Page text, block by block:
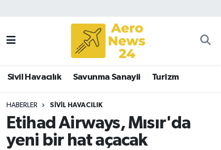
Sivil Havacılık Savunma Sanayii Turizm
HABERLER SIVIL HAVACILIK
Etihad Airways, Mısır'da
yeni bir hat açacak